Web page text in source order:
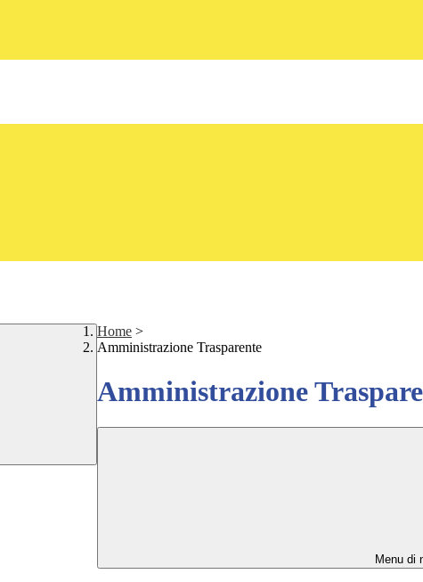
Home >
Amministrazione Trasparente
Amministrazione
Menu di